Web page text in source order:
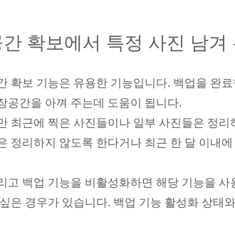
확보에서 특정 사진 남
확보 기능은 유용한 기능입니다. 백업을 완
공간을 아껴 주는데 도움이 됩니다.
최근에 찍은 사진들이나 일부 사진들은 정
정리하지 않도록 한다거나 최근 한 달 이내
고 백업 기능을 비활성화하면 해당 기능을
은 경우가 있습니다. 백업 기능 활성화 상태